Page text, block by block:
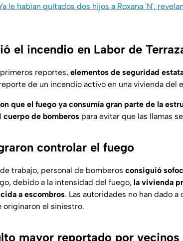
le habían quitados dos hijos a Roxana 'N';
el incendio en Labor de
reportes, elementos de seguridad
de un incendio activo en una vivienda del
que el fuego ya consumía gran parte de la
cuerpo de bomberos para evitar que las llamas
controlar el fuego
trabajo, personal de bomberos consiguió
debido a la intensidad del fuego, la vivienda
a escombros. Las autoridades no han dado
originaron el siniestro.
mayor reportado por vecinos